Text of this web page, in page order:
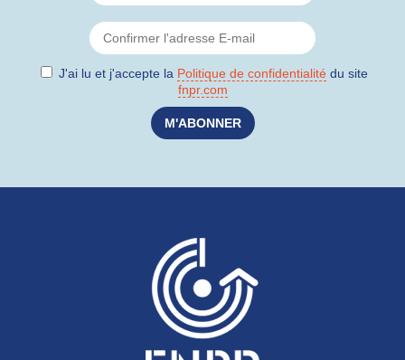
J'ai lu et j'accepte la Politique de confidentialité du site
fnpr.com